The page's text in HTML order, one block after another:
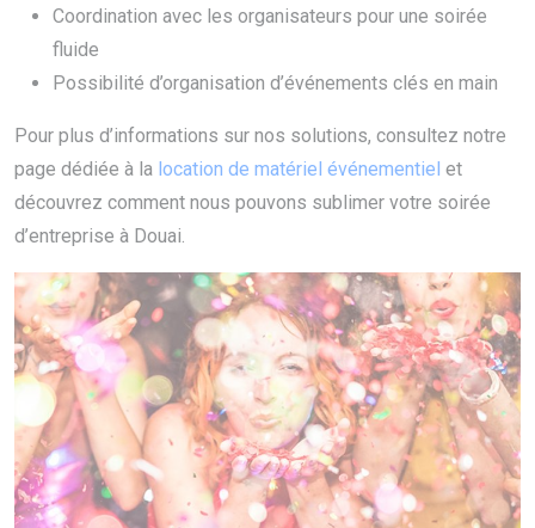
Coordination avec les organisateurs pour une soirée
fluide
Possibilité d’organisation d’événements clés en main
Pour plus d’informations sur nos solutions, consultez notre
page dédiée à la location de matériel événementiel et
découvrez comment nous pouvons sublimer votre soirée
d’entreprise à Douai.